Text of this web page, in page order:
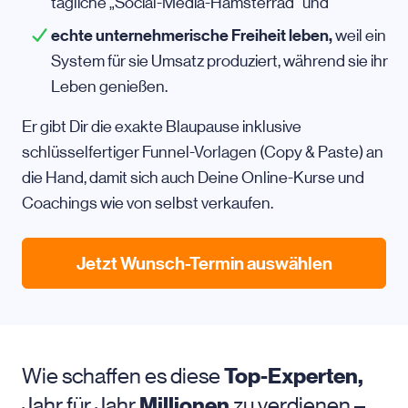
echte unternehmerische Freiheit leben,weil ein
System für sie Umsatz produziert, während sie ihr
Leben genießen.
Er gibt Dir die exakte Blaupause inklusive
schlüsselfertiger Funnel-Vorlagen (Copy & Paste) an
die Hand, damit sich auch Deine Online-Kurse und
Coachings wie von selbst verkaufen.
Jetzt Wunsch-Termin auswählen
Wie schaffen es dieseTop-Experten,